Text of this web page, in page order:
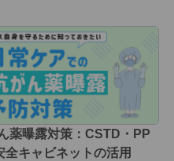
薬曝露対策：CSTD・PP
全キャビネットの活用